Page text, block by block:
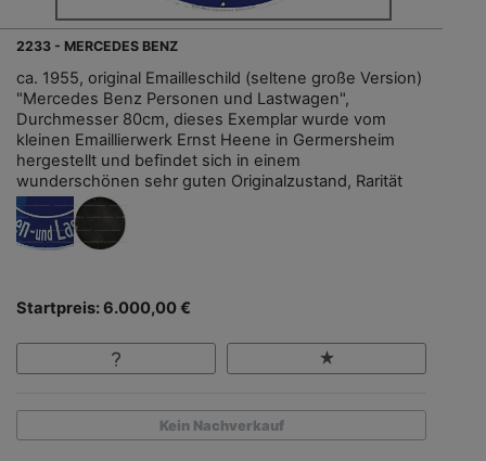
2233 - MERCEDES BENZ
ca. 1955, original Emailleschild (seltene große Version)
"Mercedes Benz Personen und Lastwagen",
Durchmesser 80cm, dieses Exemplar wurde vom
kleinen Emaillierwerk Ernst Heene in Germersheim
hergestellt und befindet sich in einem
wunderschönen sehr guten Originalzustand, Rarität
Startpreis: 6.000,00 €
Kein Nachverkauf